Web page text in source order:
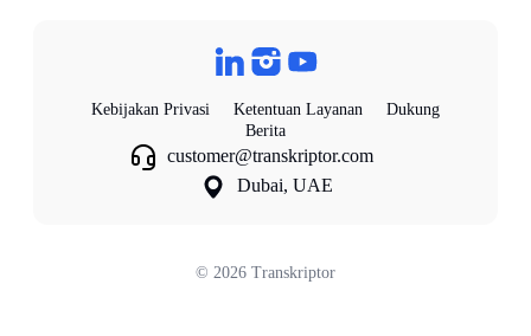
Kebijakan Privasi Ketentuan Layanan
Dukung
Berita
customer@transkriptor.com
Dubai, UAE
© 2026 Transkriptor